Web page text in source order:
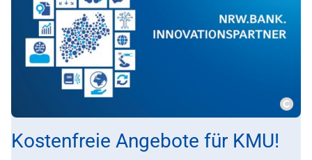
Kostenfreie Angebote für KMU!